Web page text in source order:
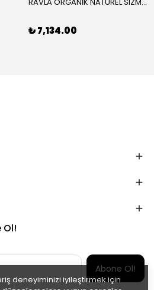
deneyiminizi iyileştirmek için
₺ 7,134.00
Ol!
Abone Ol!